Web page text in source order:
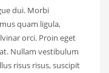
dui. Morbi
quam ligula,
orci. Proin eget
Nullam vestibulum
risus risus, suscipit